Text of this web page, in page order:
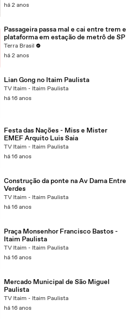
há 2 anos
Passageira passa mal e cai entre trem e
plataforma em estação de metrô de SP
Terra Brasil
há 2 anos
Lian Gong no Itaim Paulista
TV Itaim - Itaim Paulista
há 16 anos
Festa das Nações - Miss e Mister
EMEF Arquito Luis Saia
TV Itaim - Itaim Paulista
há 16 anos
Construção da ponte na Av Dama Entre
Verdes
TV Itaim - Itaim Paulista
há 16 anos
Praça Monsenhor Francisco Bastos -
Itaim Paulista
TV Itaim - Itaim Paulista
há 16 anos
Mercado Municipal de São Miguel
Paulista
TV Itaim - Itaim Paulista
há 16 anos